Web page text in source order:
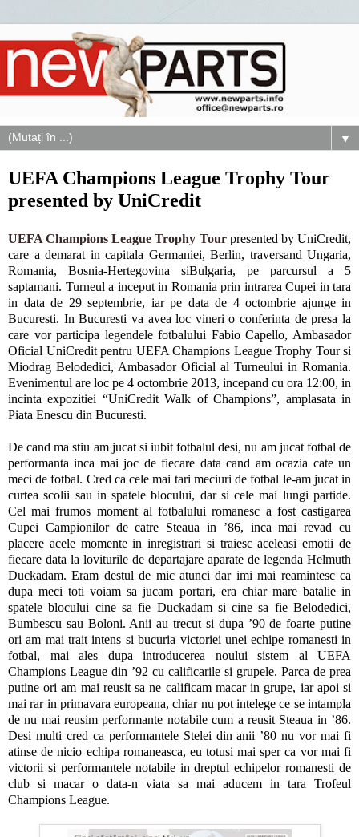
▼
UEFA Champions League Trophy Tour
presented by UniCredit
UEFA Champions League Trophy Tourpresented by UniCredit,
care a demarat in capitala Germaniei, Berlin, traversand Ungaria,
Romania, Bosnia-Hertegovina siBulgaria, pe parcursul a 5
saptamani. Turneul a inceput in Romania prin intrarea Cupei in tara
in data de 29 septembrie, iar pe data de 4 octombrie ajunge in
Bucuresti. In Bucuresti va avea loc vineri o conferinta de presa la
care vor participa legendele fotbalului Fabio Capello, Ambasador
Oficial UniCredit pentru UEFA Champions League Trophy Tour si
Miodrag Belodedici, Ambasador Oficial al Turneului in Romania.
Evenimentul are loc pe 4 octombrie 2013, incepand cu ora 12:00, in
incinta expozitiei “UniCredit Walk of Champions”, amplasata in
Piata Enescu din Bucuresti.
De cand ma stiu am jucat si iubit fotbalul desi, nu am jucat fotbal de
performanta inca mai joc de fiecare data cand am ocazia cate un
meci de fotbal. Cred ca cele mai tari meciuri de fotbal le-am jucat in
curtea scolii sau in spatele blocului, dar si cele mai lungi partide.
Cel mai frumos moment al fotbalului romanesc a fost castigarea
Cupei Campionilor de catre Steaua in ’86, inca mai revad cu
placere acele momente in inregistrari si traiesc aceleasi emotii de
fiecare data la loviturile de departajare aparate de legenda Helmuth
Duckadam. Eram destul de mic atunci dar imi mai reamintesc ca
dupa meci toti voiam sa jucam portari, era chiar mare batalie in
spatele blocului cine sa fie Duckadam si cine sa fie Belodedici,
Bumbescu sau Boloni. Anii au trecut si dupa ’90 de foarte putine
ori am mai trait intens si bucuria victoriei unei echipe romanesti in
fotbal, mai ales dupa introducerea noului sistem al UEFA
Champions League din ’92 cu calificarile si grupele. Parca de prea
putine ori am mai reusit sa ne calificam macar in grupe, iar apoi si
mai rar in primavara europeana, chiar nu pot intelege ce se intampla
de nu mai reusim performante notabile cum a reusit Steaua in ’86.
Desi multi cred ca performantele Stelei din anii ’80 nu vor mai fi
atinse de nicio echipa romaneasca, eu totusi mai sper ca vor mai fi
victorii si performantele notabile in dreptul echipelor romanesti de
club si macar o data-n viata sa mai aducem in tara Trofeul
Champions League.